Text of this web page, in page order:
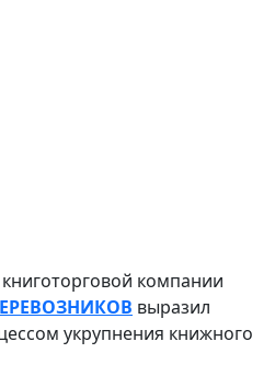
компании
выразил
укрупнения книжного